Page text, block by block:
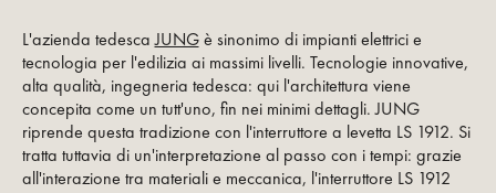
L'azienda tedescaJUNGè sinonimo di impianti elettrici e
tecnologia per l'edilizia ai massimi livelli. Tecnologie innovative,
alta qualità, ingegneria tedesca: qui l'architettura viene
concepita come un tutt'uno, fin nei minimi dettagli. JUNG
riprende questa tradizione con l'interruttore a levetta LS 1912. Si
tratta tuttavia di un'interpretazione al passo con i tempi: grazie
all'interazione tra materiali e meccanica, l'interruttore LS 1912